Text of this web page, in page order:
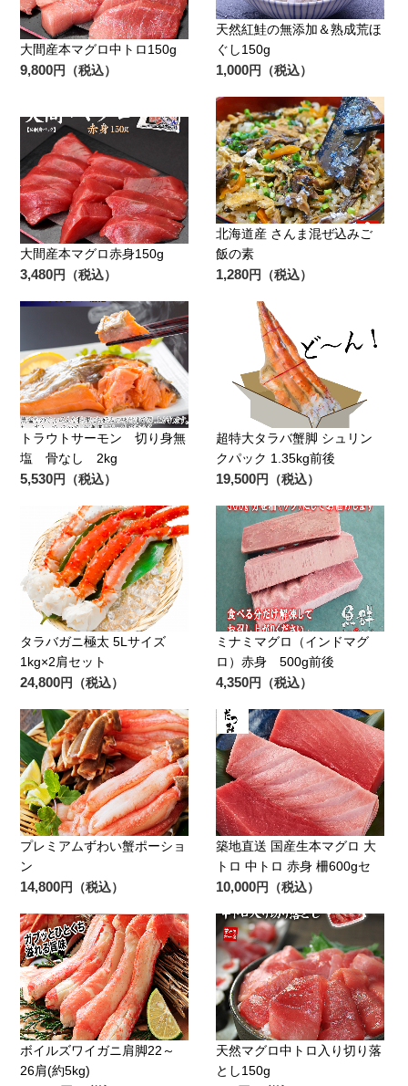
大間産本マグロ中トロ150g
9,800円（税込）
天然紅鮭の無添加＆熟成荒ほ
ぐし150g
1,000円（税込）
大間産本マグロ赤身150g
3,480円（税込）
北海道産 さんま混ぜ込みご
飯の素
1,280円（税込）
トラウトサーモン 切り身無
塩 骨なし 2kg
5,530円（税込）
超特大タラバ蟹脚 シュリン
クパック 1.35kg前後
19,500円（税込）
タラバガニ極太 5Lサイズ
1kg×2肩セット
24,800円（税込）
ミナミマグロ（インドマグ
ロ）赤身 500g前後
4,350円（税込）
プレミアムずわい蟹ポーショ
ン
14,800円（税込）
築地直送 国産生本マグロ 大
トロ 中トロ 赤身 柵600gセ
10,000円（税込）
ボイルズワイガニ肩脚22～
26肩(約5kg)
天然マグロ中トロ入り切り落
とし150g